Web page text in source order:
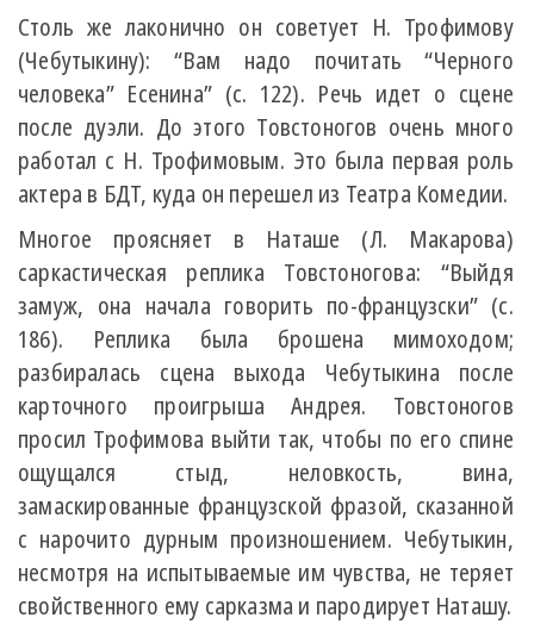
Столь же лаконично он советует Н. Трофимову
(Чебутыкину): “Вам надо почитать “Черного
человека” Есенина” (с. 122). Речь идет о сцене
после дуэли. До этого Товстоногов очень много
работал с Н. Трофимовым. Это была первая роль
актера в БДТ, куда он перешел из Театра Комедии.
Многое проясняет в Наташе (Л. Макарова)
саркастическая реплика Товстоногова: “Выйдя
замуж, она начала говорить по-французски” (с.
186). Реплика была брошена мимоходом;
разбиралась сцена выхода Чебутыкина после
карточного проигрыша Андрея. Товстоногов
просил Трофимова выйти так, чтобы по его спине
ощущался стыд, неловкость, вина,
замаскированные французской фразой, сказанной
с нарочито дурным произношением. Чебутыкин,
несмотря на испытываемые им чувства, не теряет
свойственного ему сарказма и пародирует Наташу.